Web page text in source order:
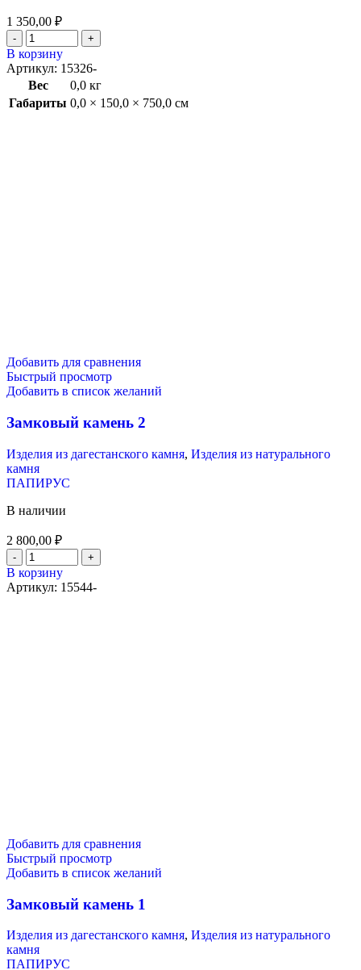
1 350,00 ₽
В корзину
Артикул: 15326-
Вес
0,0 кг
Габариты 0,0 × 150,0 × 750,0 см
Добавить для сравнения
Быстрый просмотр
Добавить в список желаний
Замковый камень 2
Изделия из дагестанского камня, Изделия из натурального
камня
ПАПИРУС
В наличии
2 800,00 ₽
В корзину
Артикул: 15544-
Добавить для сравнения
Быстрый просмотр
Добавить в список желаний
Замковый камень 1
Изделия из дагестанского камня, Изделия из натурального
камня
ПАПИРУС